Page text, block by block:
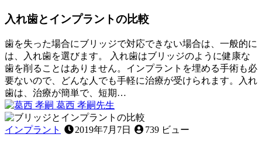
ら
る
虫
歯
予
防
が
有
る
28
日
さ
で
の
１
歳
半
健
診
入れ歯とインプラントの比較
歯を失った場合にブリッジで対応できない場合は、一般的に
は、入れ歯を選びます。 入れ歯はブリッジのように健康な
歯を削ることはありません。インプラントを埋める手術も必
要ないので、どんな人でも手軽に治療が受けられます。入れ
歯は、治療が簡単で、短期…
葛西 孝嗣先生
年
11
入
れ
インプラント 2019年7月7日 739 ビュー